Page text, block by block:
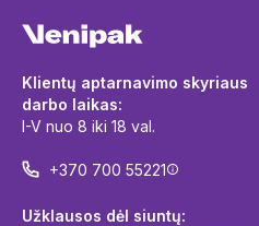
Klientų aptarnavimo skyriaus
darbo laikas:
I-V nuo 8 iki 18 val.
+370 700 55221
Užklausos dėl siuntų: